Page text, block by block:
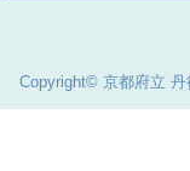
Copyright© 京都府立